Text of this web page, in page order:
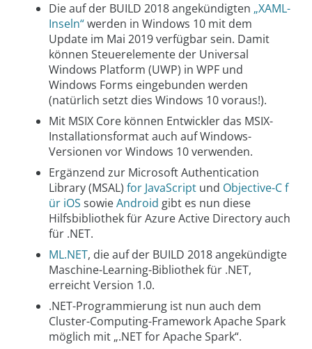
Die auf der BUILD 2018 angekündigten „XAML-
Inseln“werden in Windows 10 mit dem
Update im Mai 2019 verfügbar sein. Damit
können Steuerelemente der Universal
Windows Platform (UWP) in WPF und
Windows Forms eingebunden werden
(natürlich setzt dies Windows 10 voraus!).
Mit MSIX Core können Entwickler das MSIX-
Installationsformat auch auf Windows-
Versionen vor Windows 10 verwenden.
Ergänzend zur Microsoft Authentication
Library (MSAL) for JavaScript und Objective-C f
ür iOS sowieAndroid gibt es nun diese
Hilfsbibliothek für Azure Active Directory auch
für .NET.
ML.NET, die auf der BUILD 2018 angekündigte
Maschine-Learning-Bibliothek für .NET,
erreicht Version 1.0.
.NET-Programmierung ist nun auch dem
Cluster-Computing-Framework Apache Spark
möglich mit „.NET for Apache Spark“.